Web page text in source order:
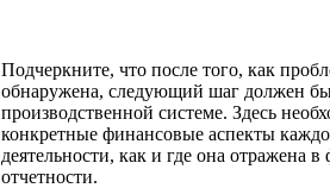
Подчеркните, что после того, как
обнаружена, следующий шаг должен
производственной системе. Здесь
конкретные финансовые аспекты
деятельности, как и где она отражена
отчетности.